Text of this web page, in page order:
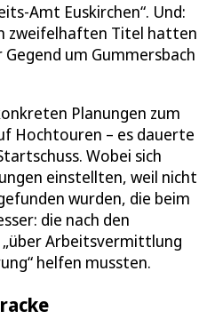
Amt Euskirchen“. Und:
zweifelhaften Titel hatten
um Gummersbach
Planungen zum
Hochtouren – es dauerte
Wobei sich
einstellten, weil nicht
wurden, die beim
die nach den
„über Arbeitsvermittlung
helfen mussten.